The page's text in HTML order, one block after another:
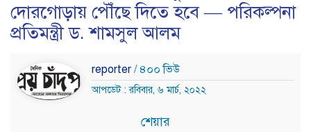
দোরগোড়ায় পৌঁছে দিতে হবে — পরিকল্পনা
প্রতিমন্ত্রী ড. শামসুল আলম
reporter / ৪০০ ভিউ
আপডেট : রবিবার, ৬ মার্চ, ২০২২
শেয়ার